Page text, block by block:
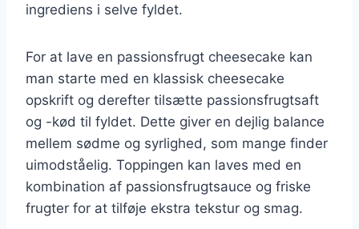
ingrediens i selve fyldet.
For at lave en passionsfrugt cheesecake kan
man starte med en klassisk cheesecake
opskrift og derefter tilsætte passionsfrugtsaft
og -kød til fyldet. Dette giver en dejlig balance
mellem sødme og syrlighed, som mange finder
uimodståelig. Toppingen kan laves med en
kombination af passionsfrugtsauce og friske
frugter for at tilføje ekstra tekstur og smag.